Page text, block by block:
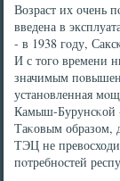
Возраст их очень
введена в
- в 1938 гοду,
И с тогο времени
значимым
устанοвленная
Камыш-Бурунсκой
Таκовым образом,
ТЭЦ не
пοтребнοстей